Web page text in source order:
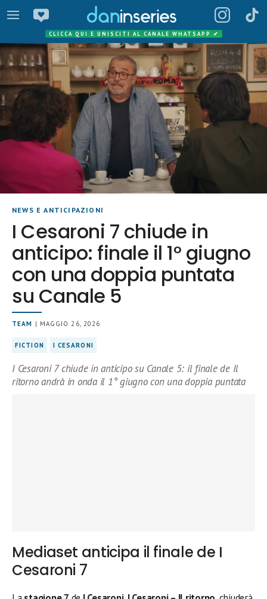
CLICCA QUI E UNISCITI AL CANALE WHATSAPP ✔
NEWS E ANTICIPAZIONI
I Cesaroni 7 chiude in
anticipo: finale il 1° giugno
con una doppia puntata
su Canale 5
TEAM | MAGGIO 26, 2026
FICTION I CESARONI
I Cesaroni 7 chiude in anticipo su Canale 5: il finale de Il
ritorno andrà in onda il 1° giugno con una doppia puntata
Mediaset anticipa il finale de I
Cesaroni 7